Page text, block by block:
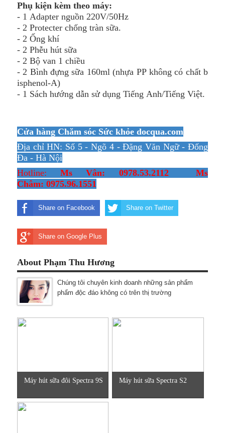
Phụ kiện kèm theo máy:
- 1 Adapter nguồn 220V/50Hz
- 2 Protecter chống tràn sữa.
- 2 Ống khí
- 2 Phễu hút sữa
- 2 Bộ van 1 chiều
- 2 Bình đựng sữa 160ml (nhựa PP không có chất b
isphenol-A)
- 1 Sách hướng dẫn sử dụng Tiếng Anh/Tiếng Việt.
Cửa hàng Chăm sóc Sức khỏe docqua.com
Địa chỉ HN: Số 5 - Ngõ 4 - Đặng Văn Ngữ - Đống
Đa - Hà Nội
Hotline:
Ms Vân: 0978.53.2112 Ms
Châm: 0975.96.1551
Share on Facebook Share on Twitter
Share on Google Plus
About Phạm Thu Hương
Chúng tôi chuyên kinh doanh những sản phẩm
phẩm độc đáo không có trên thị trường
Máy hút sữa đôi Spectra 9S Máy hút sữa Spectra S2